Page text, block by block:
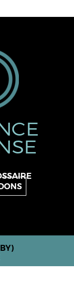
DONS